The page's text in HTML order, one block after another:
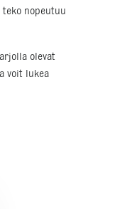
nopeutuu
olevat
voit lukea